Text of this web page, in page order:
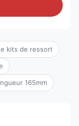
kits de ressort
165mm